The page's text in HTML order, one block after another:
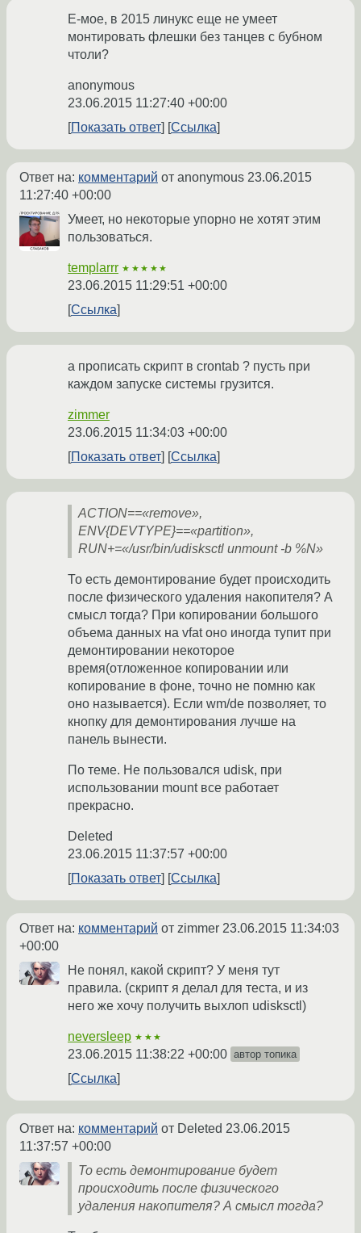
Е-мое, в 2015 линукс еще не умеет
монтировать флешки без танцев с бубном
чтоли?
anonymous
23.06.2015 11:27:40 +00:00
Показать ответ
Ссылка
Ответ на: комментарий от anonymous 23.06.2015
11:27:40 +00:00
Умеет, но некоторые упорно не хотят этим
пользоваться.
templarrr ★★★★★
23.06.2015 11:29:51 +00:00
Ссылка
а прописать скрипт в crontab ? пусть при
каждом запуске системы грузится.
zimmer
23.06.2015 11:34:03 +00:00
Показать ответ
Ссылка
ACTION==«remove»,
ENV{DEVTYPE}==«partition»,
RUN+=«/usr/bin/udisksctl unmount -b %N»
То есть демонтирование будет происходить
после физического удаления накопителя? А
смысл тогда? При копировании большого
объема данных на vfat оно иногда тупит при
демонтировании некоторое
время(отложенное копировании или
копирование в фоне, точно не помню как
оно называется). Если wm/de позволяет, то
кнопку для демонтирования лучше на
панель вынести.
По теме. Не пользовался udisk, при
использовании mount все работает
прекрасно.
Deleted
23.06.2015 11:37:57 +00:00
Показать ответ
Ссылка
Ответ на: комментарий от zimmer 23.06.2015 11:34:03
+00:00
Не понял, какой скрипт? У меня тут
правила. (скрипт я делал для теста, и из
него же хочу получить выхлоп udisksctl)
neversleep ★★★
23.06.2015 11:38:22 +00:00 автор топика
Ссылка
Ответ на: комментарий от Deleted 23.06.2015
11:37:57 +00:00
То есть демонтирование будет
происходить после физического
удаления накопителя? А смысл тогда?